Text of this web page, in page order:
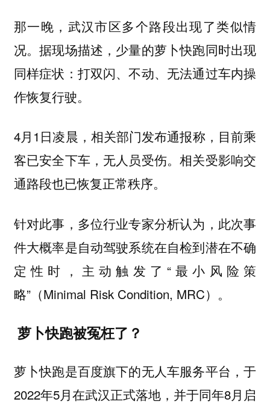
那一晚，武汉市区多个路段出现了类似情
况。据现场描述，少量的萝卜快跑同时出现
同样症状：打双闪、不动、无法通过车内操
作恢复行驶。
4月1日凌晨，相关部门发布通报称，目前乘
客已安全下车，无人员受伤。相关受影响交
通路段也已恢复正常秩序。
针对此事，多位行业专家分析认为，此次事
件大概率是自动驾驶系统在自检到潜在不确
定性时，主动触发了“最小风险策
略”（Minimal Risk Condition, MRC）。
萝卜快跑被冤枉了？
萝卜快跑是百度旗下的无人车服务平台，于
2022年5月在武汉正式落地，并于同年8月启